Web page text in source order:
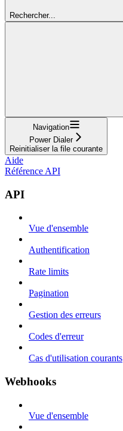
Rechercher...
Navigation
Power Dialer
Reinitialiser la file courante
Aide
Référence API
API
Vue d'ensemble
Authentification
Rate limits
Pagination
Gestion des erreurs
Codes d'erreur
Cas d'utilisation courants
Webhooks
Vue d'ensemble